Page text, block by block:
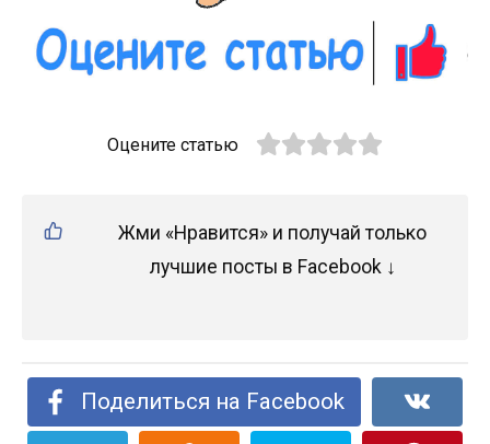
Оцените статью
Жми «Нравится» и получай только
лучшие посты в Facebook ↓
Поделиться на Facebook